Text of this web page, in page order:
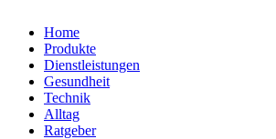
Home
Produkte
Dienstleistungen
Gesundheit
Technik
Alltag
Ratgeber